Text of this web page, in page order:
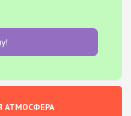
АТМОСФЕРА